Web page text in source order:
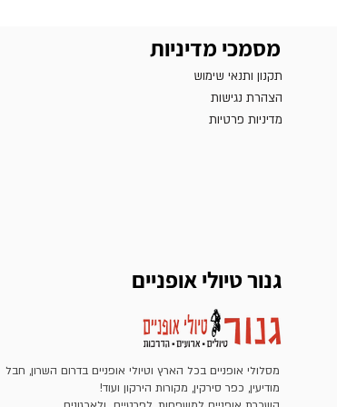
מסמכי מדיניות
תקנון ותנאי שימוש
הצהרת נגישות
מדיניות פרטיות
גנור טיולי אופניים
מסלולי אופניים בכל הארץ וטיולי אופניים בדרום השרון, חבל
מודיעין, כפר סירקין, מקורות הירקון ועוד!